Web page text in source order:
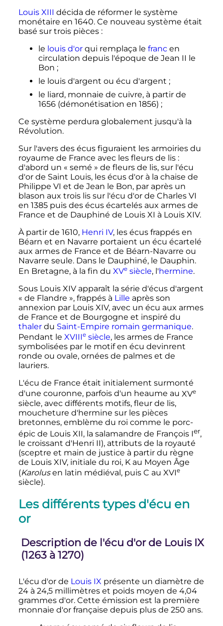
Louis XIII décida de réformer le système
monétaire en 1640. Ce nouveau système était
basé sur trois pièces :
le louis d'orqui remplaça le francen
circulation depuis l'époque de Jean II le
Bon ;
le louis d'argent ou écu d'argent ;
le liard, monnaie de cuivre, à partir de
1656 (démonétisation en 1856) ;
Ce système perdura globalement jusqu'à la
Révolution.
Sur l'avers des écus figuraient les armoiries du
royaume de France avec les fleurs de lis :
d'abord un « semé » de fleurs de lis, sur l'écu
d'or de Saint Louis, les écus d'or à la chaise de
Philippe VI et de Jean le Bon, par après un
blason aux trois lis sur l'écu d'or de Charles VI
en 1385 puis des écus écartelés aux armes de
France et de Dauphiné de Louis XI à Louis XIV.
À partir de 1610, Henri IV, les écus frappés en
Béarn et en Navarre portaient un écu écartelé
aux armes de France et de Béarn-Navarre ou
Navarre seule. Dans le Dauphiné, le Dauphin.
En Bretagne, à la fin du XVesiècle, l'hermine.
Sous Louis XIVapparaît la série d'écus d'argent
« de Flandre », frappés à Lille après son
annexion par Louis XIV, avec un écu aux armes
de France et de Bourgogne et inspiré du
thalerdu Saint-Empire romain germanique.
Pendant le XVIIIesiècle, les armes de France
symbolisées par le motif en écu devinrent
ronde ou ovale, ornées de palmes et de
lauriers.
L'écu de France était initialement surmonté
d'une couronne, parfois d'un heaume au XVe
siècle, avec différents motifs, fleur de lis,
moucheture d'hermine sur les pièces
bretonnes, emblème du roi comme le porc-
épic de Louis XII, la salamandre de François Ier,
le croissant d'Henri II), attributs de la royauté
(sceptre et main de justice à partir du règne
de Louis XIV, initiale du roi, K au Moyen Âge
(Karolusen latin médiéval, puis C au XVIe
siècle).
Les différents types d'écu en
or
Description de l'écu d'or de Louis IX
(1263 à 1270)
L'écu d'or de Louis IX présente un diamètre de
24 à 24,5 millimètreset poids moyen de 4,04
grammesd'or. Cette émission est la première
monnaie d'or française depuis plus de 250 ans.